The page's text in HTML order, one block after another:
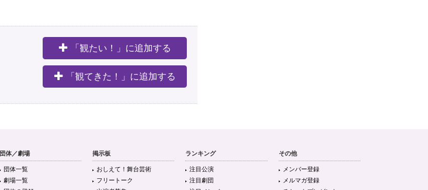
「観たい！」に追加する
「観てきた！」に追加する
団体／劇場
団体一覧
劇場一覧
掲示板
おしえて！舞台芸術
フリートーク
ランキング
注目公演
注目劇団
その他
メンバー登録
メルマガ登録